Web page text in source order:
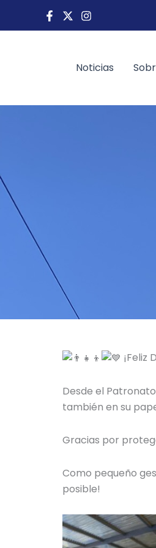
Noticias
¡Feliz
Desde el
también en su
Gracias por
Como pequeño
posible!